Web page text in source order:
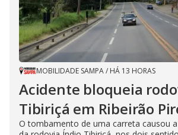
MOBILIDADE SAMPA/ HÁ 13 HORAS
Acidente bloqueia
Tibiriçá em Ribeirão
O tombamento de uma carreta causou